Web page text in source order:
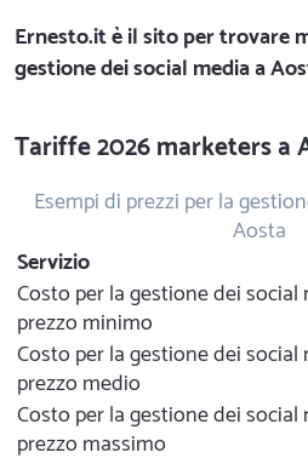
Ernesto.itè il sito per trovare
gestione dei social media a
Tariffe 2026 marketers a
Esempi di prezzi per la
Aosta
Servizio
Costo per la gestione dei social
prezzo minimo
Costo per la gestione dei social
prezzo medio
Costo per la gestione dei social
prezzo massimo